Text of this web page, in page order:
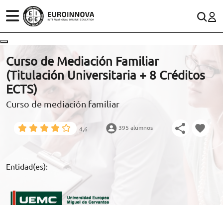
ÁREAS
ESTUDIOS
CONOCE EUROINNOVA
RECURSOS EDUCATIVOS
ARTÍCULOS
ES
(+34)958 050 200(gratuito en España)
900 831 200
formacion@euroinnova.com
Curso de Mediación Familiar
(Titulación Universitaria + 8 Créditos
ECTS)
Curso de mediación familiar
4,6 395 alumnos
Entidad(es):